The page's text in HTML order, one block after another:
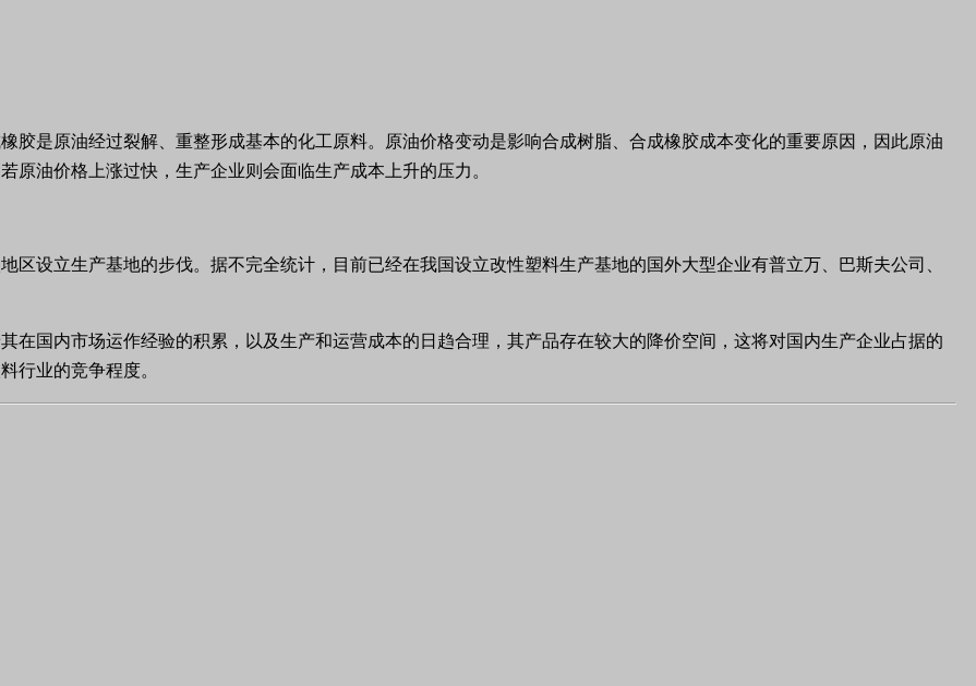
胶是原油经过裂解、重整形成基本的化工原料。原油价格变动是影响合成树脂、合成橡胶成本变化的重要原因，因此原油
油价格上涨过快，生产企业则会面临生产成本上升的压力。
区设立生产基地的步伐。据不完全统计，目前已经在我国设立改性塑料生产基地的国外大型企业有普立万、巴斯夫公司、
在国内市场运作经验的积累，以及生产和运营成本的日趋合理，其产品存在较大的降价空间，这将对国内生产企业占据的
行业的竞争程度。